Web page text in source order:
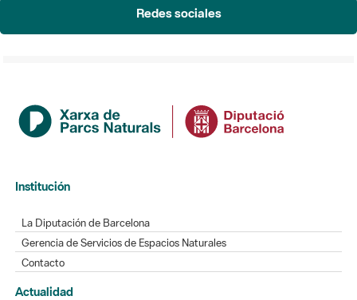
Redes sociales
Institución
La Diputación de Barcelona
Gerencia de Servicios de Espacios Naturales
Contacto
Actualidad